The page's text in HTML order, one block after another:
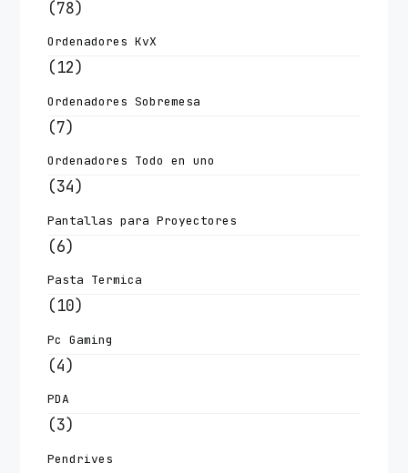
(78)
Ordenadores KvX
(12)
Ordenadores Sobremesa
(7)
Ordenadores Todo en uno
(34)
Pantallas para Proyectores
(6)
Pasta Termica
(10)
Pc Gaming
(4)
PDA
(3)
Pendrives